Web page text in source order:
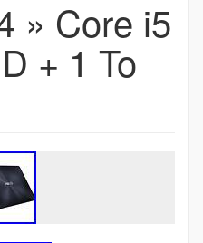
» Core i5
+ 1 To